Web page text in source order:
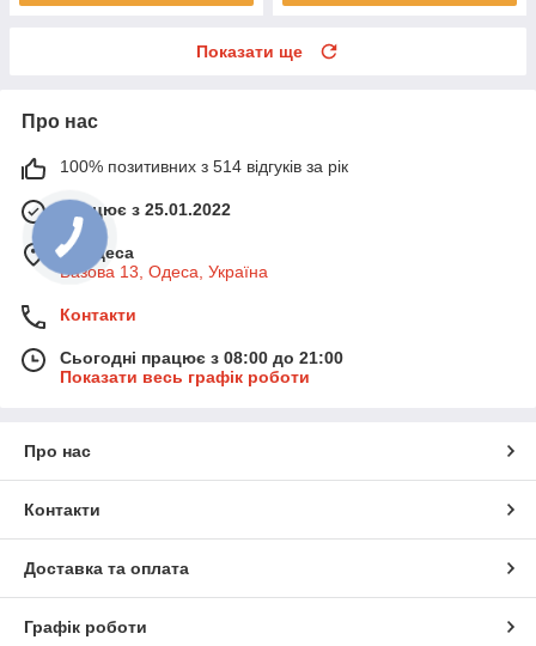
Показати ще
Про нас
100% позитивних з 514 відгуків за рік
Працює з 25.01.2022
м. Одеса
Базова 13, Одеса, Україна
Контакти
Сьогодні працює з 08:00 до 21:00
Показати весь графік роботи
Про нас
Контакти
Доставка та оплата
Графік роботи